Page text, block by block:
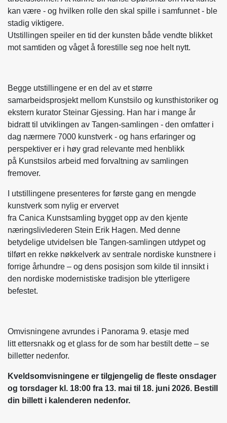
kan være - og hvilken rolle den skal spille i samfunnet - ble
stadig viktigere.
Utstillingen speiler en tid der kunsten både vendte blikket
mot samtiden og våget å forestille seg noe helt nytt.
Begge utstillingene er en del av et større
samarbeidsprosjekt mellom Kunstsilo og kunsthistoriker og
ekstern kurator Steinar Gjessing. Han har i mange år
bidratt til utviklingen av Tangen-samlingen - den omfatter i
dag nærmere 7000 kunstverk - og hans erfaringer og
perspektiver er i høy grad relevante med henblikk
på Kunstsilos arbeid med forvaltning av samlingen
fremover.
I utstillingene presenteres for første gang en mengde
kunstverk som nylig er ervervet
fra Canica Kunstsamling bygget opp av den kjente
næringslivlederen Stein Erik Hagen. Med denne
betydelige utvidelsen ble Tangen-samlingen utdypet og
tilført en rekke nøkkelverk av sentrale nordiske kunstnere i
forrige århundre – og dens posisjon som kilde til innsikt i
den nordiske modernistiske tradisjon ble ytterligere
befestet.
Omvisningene avrundes i Panorama 9. etasje med
litt ettersnakk og et glass for de som har bestilt dette – se
billetter nedenfor.
Kveldsomvisningene er tilgjengelig de fleste onsdager
og torsdager kl. 18:00 fra 13. mai til 18. juni 2026. Bestill
din billett i kalenderen nedenfor.